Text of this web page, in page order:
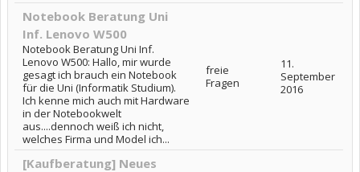
Notebook Beratung Uni
Inf. Lenovo W500
Notebook Beratung Uni Inf.
Lenovo W500: Hallo, mir wurde
gesagt ich brauch ein Notebook
für die Uni (Informatik Studium).
Ich kenne mich auch mit Hardware
in der Notebookwelt
aus....dennoch weiß ich nicht,
welches Firma und Model ich...
freie
Fragen
11.
September
2016
[Kaufberatung] Neues